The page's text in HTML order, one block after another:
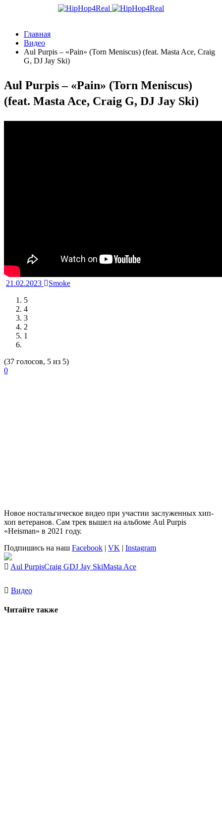
Главная
Видео
Aul Purpis – «Pain» (Torn Meniscus) (feat. Masta Ace, Craig
G, DJ Jay Ski)
Aul Purpis – «Pain» (Torn Meniscus)
(feat. Masta Ace, Craig G, DJ Jay Ski)
21.02.2023
Smoke
5
4
3
2
1
(37 голосов, 5 из 5)
0
Новое ностальгическое видео при участии заслуженных хип-
хоп ветеранов. Сам трек вышел на альбоме Aul Purpis
«Heisman» в 2021 году.
Подпишись на наш Facebook | VK | Instagram
Aul PurpisCraig GDJ Jay SkiMasta Ace
Видео
Читайте также